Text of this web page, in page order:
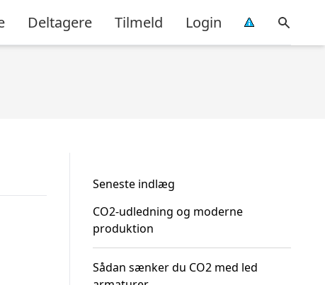
Deltagere Tilmeld Login
Seneste indlæg
CO2-udledning og moderne
produktion
Sådan sænker du CO2 med led